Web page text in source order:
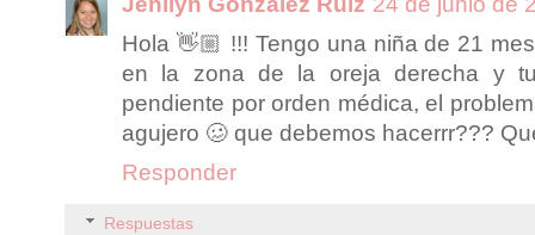
Hola 👋🏼 !!! Tengo una niña de 21
en la zona de la oreja derecha y
pendiente por orden médica, el
agujero 🥴 que debemos hacerrr???
Responder
Respuestas